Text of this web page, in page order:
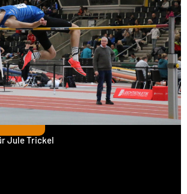
Jule Trickel